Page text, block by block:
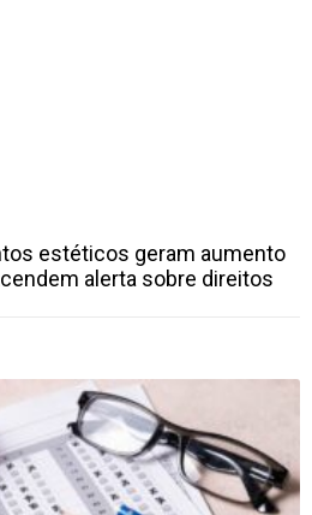
estéticos geram aumento
alerta sobre direitos